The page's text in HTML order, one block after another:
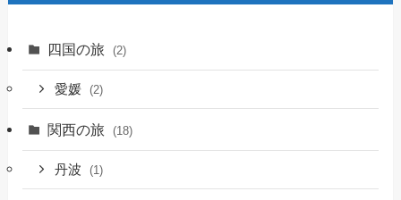
四国の旅 (2)
愛媛 (2)
関西の旅 (18)
丹波 (1)